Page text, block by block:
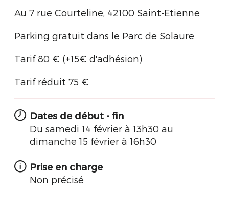
Au 7 rue Courteline, 42100 Saint-Etienne
Parking gratuit dans le Parc de Solaure
Tarif 80 € (+15€ d'adhésion)
Tarif réduit 75 €
Dates de début - fin
Du samedi 14 février à 13h30 au
dimanche 15 février à 16h30
Prise en charge
Non précisé